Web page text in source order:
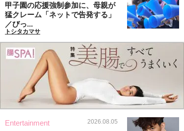
甲子園の応援強制参加に、母親が
猛クレーム「ネットで告発する」
／びっ...
トシタカマサ
Entertainment 2026.08.05